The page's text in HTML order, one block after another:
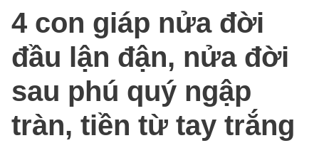
4 con giáp nửa đời
đầu lận đận, nửa đời
sau phú quý ngập
tràn, tiền từ tay trắng